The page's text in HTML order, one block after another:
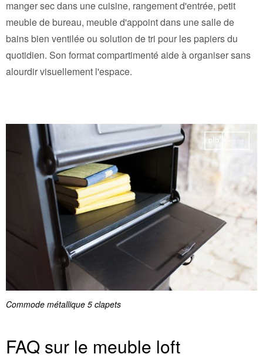
manger sec dans une cuisine, rangement d'entrée, petit
meuble de bureau, meuble d'appoint dans une salle de
bains bien ventilée ou solution de tri pour les papiers du
quotidien. Son format compartimenté aide à organiser sans
alourdir visuellement l'espace.
Commode métallique 5 clapets
FAQ sur le meuble loft